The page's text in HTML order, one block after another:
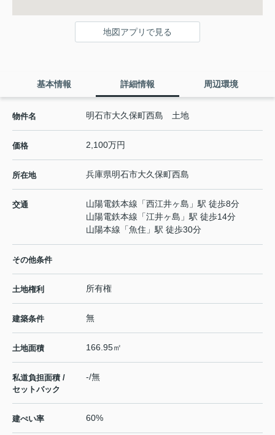
地図アプリで見る
基本情報 詳細情報 周辺環境
物件名 明石市大久保町西島 土地
価格 2,100万円
所在地 兵庫県明石市大久保町西島
交通 山陽電鉄本線 「西江井ヶ島 」駅 徒歩8分
山陽電鉄本線 「江井ヶ島 」駅 徒歩14分
山陽本線 「魚住 」駅 徒歩30分
その他条件
土地権利 所有権
建築条件 無
土地面積 166.95㎡
私道負担面積 /
セットバック
-/無
建ぺい率 60%